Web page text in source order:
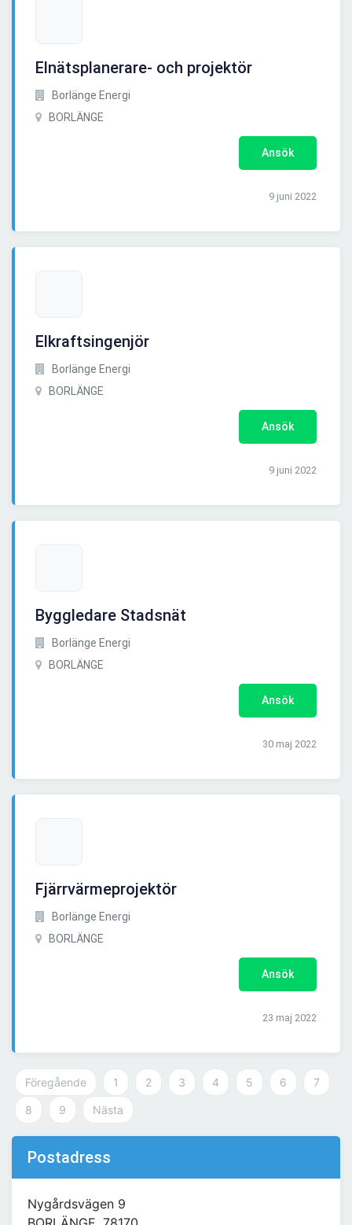
Elnätsplanerare- och projektör
Borlänge Energi
BORLÄNGE
Ansök
9 juni 2022
Elkraftsingenjör
Borlänge Energi
BORLÄNGE
Ansök
9 juni 2022
Byggledare Stadsnät
Borlänge Energi
BORLÄNGE
Ansök
30 maj 2022
Fjärrvärmeprojektör
Borlänge Energi
BORLÄNGE
Ansök
23 maj 2022
Föregående 1 2 3 4 5 6 7
8 9 Nästa
Postadress
Nygårdsvägen 9